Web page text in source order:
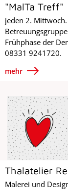
"MalTa Treff"
jeden 2.
Frühphase der
08331 9241720.
mehr
Thalatelier
Malerei und